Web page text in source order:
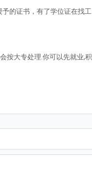
的证书，有了学位证在找工
按大专处理.你可以先就业,积